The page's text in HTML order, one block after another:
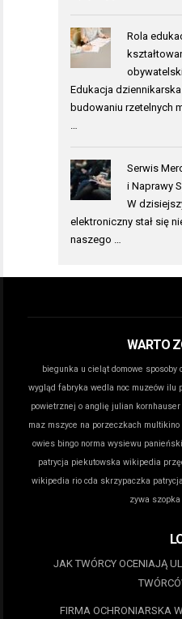
Rola
Edukacja
budowaniu rzetelnych
Serwis
i Naprawy
W
elektroniczny stał się
naszego …
WARTO
biegunka u cieląt domowe sposoby
wygląd fabryka wedla noc muzeów ilu
powietrznej o anglię julian kornhauser
maz mszyce na porzeczkach
owies bingo norma wysiewu
patrycja piekutowska wikipedia
wikipedia rio cda skrzypaczka
zywa
JAK TWÓRCY OCENIAJĄ
FIRMA OCHRONIARSKA